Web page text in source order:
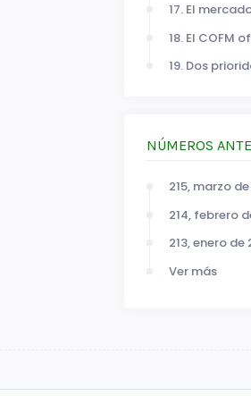
17. El
18. El COFM
19. Dos
NÚMEROS
215, marzo
214, febrero
213, enero de
Ver más